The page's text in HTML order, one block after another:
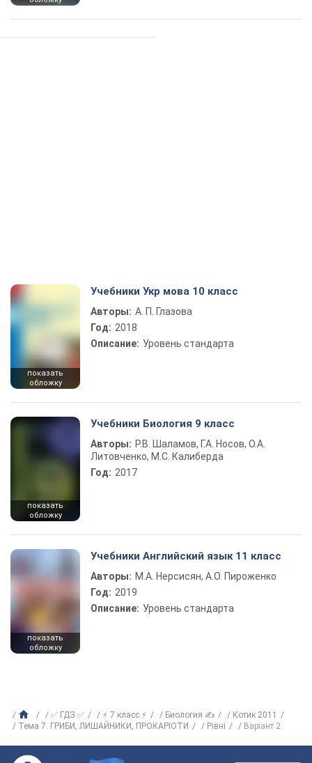
показать
обложку
Учебники Укр мова 10 класс
Авторы: А. П. Глазова
Год: 2018
Описание: Уровень стандарта
показать
обложку
Учебники Биология 9 класс
Авторы: Р.В. Шаламов, Г.А. Носов, О.А.
Литовченко, М.С. Калиберда
Год: 2017
показать
обложку
Учебники Английский язык 11 класс
Авторы: М.А. Нерсисян, А.О. Пироженко
Год: 2019
Описание: Уровень стандарта
✅ ГДЗ ✅ ⚡ 7 класс ⚡ Биология ✍
Котик 2011
Тема 7. ГРИБИ, ЛИШАЙНИКИ, ПРОКАРІОТИ
Рівні Варіант 2